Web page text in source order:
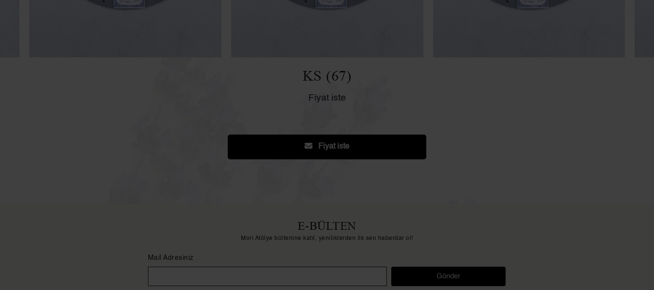
KS (67)
Fiyat iste
Fiyat iste
E-BÜLTEN
Mori Atölye bültenine katıl, yeniliklerden ilk sen haberdar ol!
Mail Adresiniz
Gönder